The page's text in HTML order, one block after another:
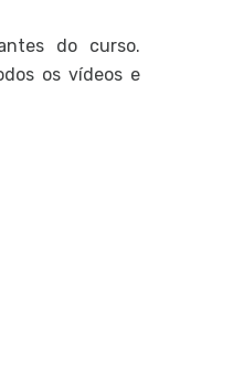
do curso.
os vídeos e